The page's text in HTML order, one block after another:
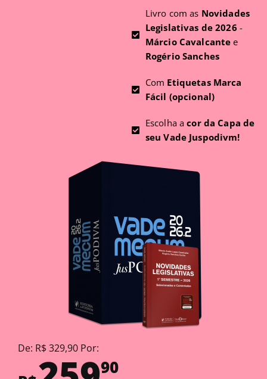
Livro com as Novidades
Legislativas de 2026 -
Márcio Cavalcante e
Rogério Sanches
Com Etiquetas Marca
Fácil (opcional)
Escolha acor da Capa de
seu Vade Juspodivm!
De: R$ 329,90 Por:
90